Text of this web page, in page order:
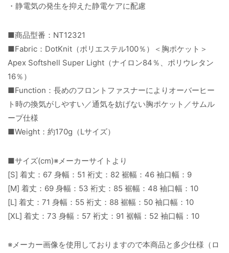
・静電気の発生を抑えた静電ケアに配慮
■商品型番：NT12321
■Fabric：DotKnit（ポリエステル100％）＜胸ポケット＞
Apex Softshell Super Light（ナイロン84％、ポリウレタン
16％）
■Function：長めのフロントファスナーによりオーバーヒー
ト時の換気がしやすい／通気を妨げない胸ポケット／サムル
ープ仕様
■Weight：約170g（Lサイズ）
■サイズ(cm)※メーカーサイトより
[S] 着丈：67 身幅：51 裄丈：82 裾幅：46 袖口幅：9
[M] 着丈：69 身幅：53 裄丈：85 裾幅：48 袖口幅：10
[L] 着丈：71 身幅：55 裄丈：88 裾幅：50 袖口幅：10
[XL] 着丈：73 身幅：57 裄丈：91 裾幅：52 袖口幅：10
※メーカー画像を使用しておりますので本商品と多少仕様（ロ